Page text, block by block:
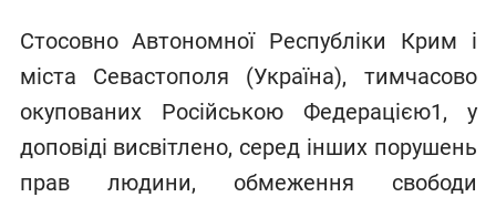
Стосовно Автономної Республіки Крим і
міста Севастополя (Україна), тимчасово
окупованих Російською Федерацією1, у
доповіді висвітлено, серед інших порушень
прав людини, обмеження свободи